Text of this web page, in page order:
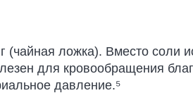
ложка). Вместо соли
для кровообращения
давление.⁵